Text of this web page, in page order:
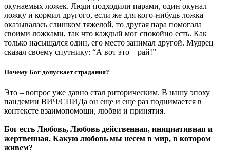
окунаемых ложек. Люди подходили парами, один окунал
ложку и кормил другого, если же для кого-нибудь ложка
оказывалась слишком тяжелой, то другая пара помогала
своими ложками, так что каждый мог спокойно есть. Как
только насыщался один, его место занимал другой. Мудрец
сказал своему спутнику: “А вот это – рай!”
Почему Бог допускает страдания?
Это – вопрос уже давно стал риторическим. В нашу эпоху
пандемии ВИЧ/СПИДа он еще и еще раз поднимается в
контексте взаимопомощи, любви и принятия.
Бог есть Любовь, Любовь действенная, инициативная и
жертвенная. Какую любовь мы несем в мир, в котором
живем?